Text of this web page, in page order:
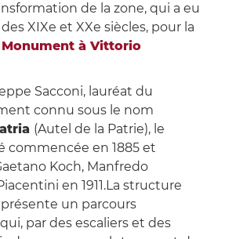
de la zone, qui a eu
XIXe et XXe siècles, pour la
Monument à Vittorio
Sacconi, lauréat du
connu sous le nom
(Autel de la Patrie), le
commencée en 1885 et
Koch, Manfredo
en 1911.La structure
un parcours
par des escaliers et des